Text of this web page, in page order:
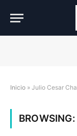
Inicio » Julio Cesar
BROWSING: